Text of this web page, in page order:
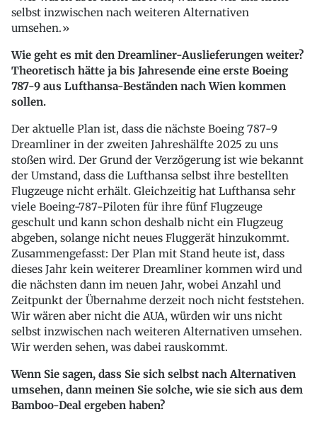
selbst inzwischen nach weiteren Alternativen
umsehen.
Wie geht es mit den Dreamliner-Auslieferungen weiter?
Theoretisch hätte ja bis Jahresende eine erste Boeing
787-9 aus Lufthansa-Beständen nach Wien kommen
sollen.
Der aktuelle Plan ist, dass die nächste Boeing 787-9
Dreamliner in der zweiten Jahreshälfte 2025 zu uns
stoßen wird. Der Grund der Verzögerung ist wie bekannt
der Umstand, dass die Lufthansa selbst ihre bestellten
Flugzeuge nicht erhält. Gleichzeitig hat Lufthansa sehr
viele Boeing-787-Piloten für ihre fünf Flugzeuge
geschult und kann schon deshalb nicht ein Flugzeug
abgeben, solange nicht neues Fluggerät hinzukommt.
Zusammengefasst: Der Plan mit Stand heute ist, dass
dieses Jahr kein weiterer Dreamliner kommen wird und
die nächsten dann im neuen Jahr, wobei Anzahl und
Zeitpunkt der Übernahme derzeit noch nicht feststehen.
Wir wären aber nicht die AUA, würden wir uns nicht
selbst inzwischen nach weiteren Alternativen umsehen.
Wir werden sehen, was dabei rauskommt.
Wenn Sie sagen, dass Sie sich selbst nach Alternativen
umsehen, dann meinen Sie solche, wie sie sich aus dem
Bamboo-Deal ergeben haben?